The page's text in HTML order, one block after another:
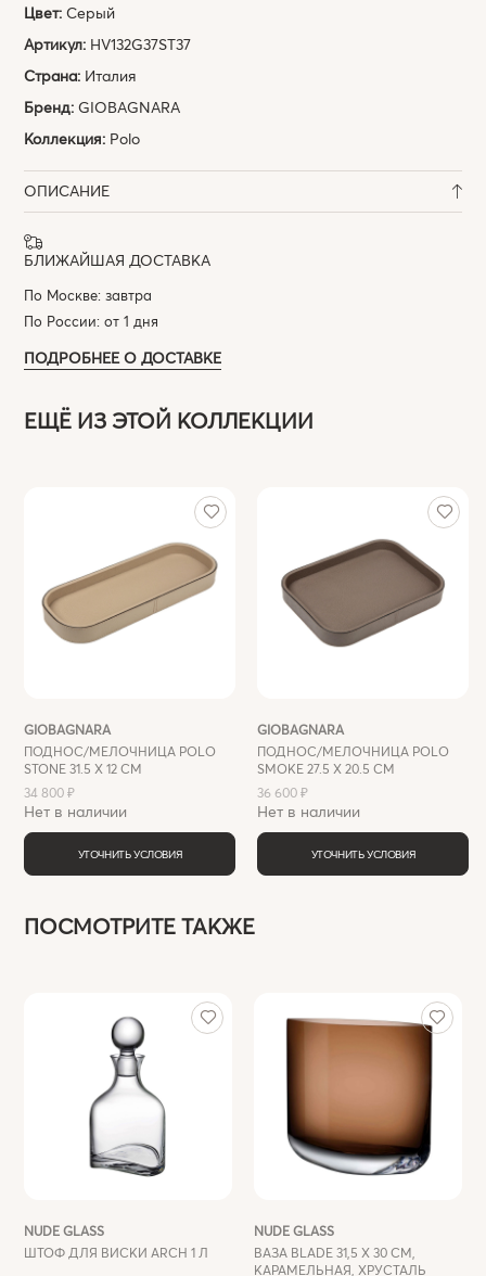
Цвет:Серый
Артикул: HV132G37ST37
Страна: Италия
Бренд:GIOBAGNARA
Коллекция: Polo
ОПИСАНИЕ
БЛИЖАЙШАЯ ДОСТАВКА
По Москве: завтра
По России: от 1 дня
ПОДРОБНЕЕ О ДОСТАВКЕ
ЕЩЁ ИЗ ЭТОЙ КОЛЛЕКЦИИ
GIOBAGNARA
ПОДНОС/МЕЛОЧНИЦА POLO
STONE 31.5 X 12 СМ
34 800 ₽
Нет в наличии
УТОЧНИТЬ УСЛОВИЯ
GIOBAGNARA
ПОДНОС/МЕЛОЧНИЦА POLO
SMOKE 27.5 Х 20.5 СМ
36 600 ₽
Нет в наличии
УТОЧНИТЬ УСЛОВИЯ
ПОСМОТРИТЕ ТАКЖЕ
NUDE GLASS
ШТОФ ДЛЯ ВИСКИ ARCH 1 Л
NUDE GLASS
ВАЗА BLADE 31,5 Х 30 СМ,
КАРАМЕЛЬНАЯ, ХРУСТАЛЬ